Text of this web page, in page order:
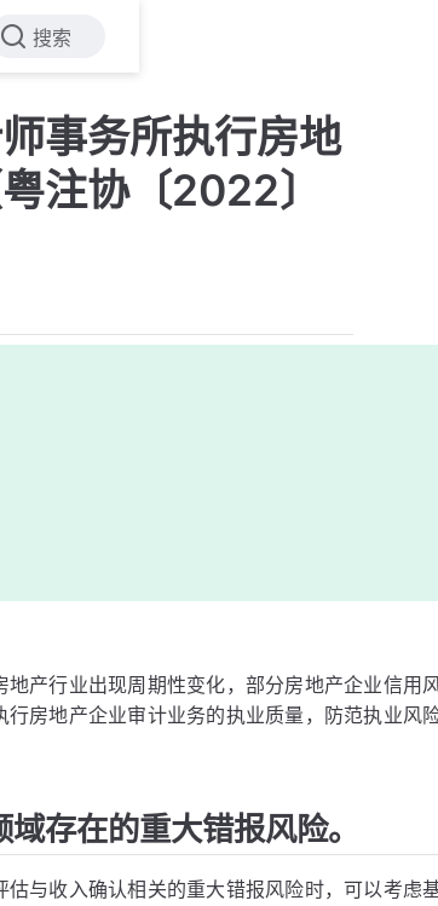
搜索
事务所执行房地
注协〔2022〕
产行业出现周期性变化，部分房地产企业信用
房地产企业审计业务的执业质量，防范执业风
存在的重大错报风险。
与收入确认相关的重大错报风险时，可以考虑